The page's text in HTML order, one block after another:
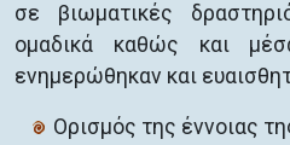
σε βιωματικές
ομαδικά καθώς και
ενημερώθηκαν και
Ορισμός της έννοιας